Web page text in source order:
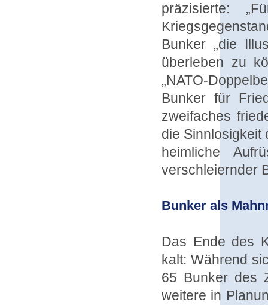
präzisierte:
Bunker „die
überleben zu
„NATO-
Bunker für
zweifaches
die Sinnlosigkeit
heimliche
verschleiernder
Bunker als
Das Ende des
kalt: Während
65 Bunker des
weitere in